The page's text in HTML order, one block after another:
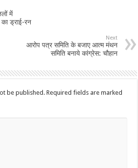
में
ड्राई-रन
Next
आरोप पत्र समिति के बजाए आत्म मंथन
समिति बनाये कांग्रेस: चौहान
be published. Required fields are marked